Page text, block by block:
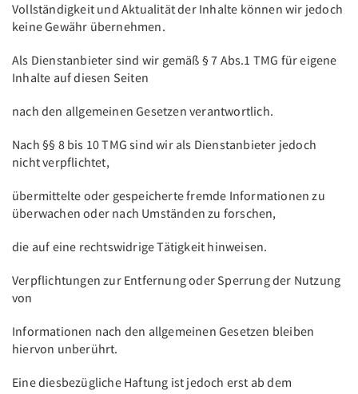
Vollständigkeit und Aktualität der Inhalte können wir jedoch
keine Gewähr übernehmen.
Als Dienstanbieter sind wir gemäß § 7 Abs.1 TMG für eigene
Inhalte auf diesen Seiten
nach den allgemeinen Gesetzen verantwortlich.
Nach §§ 8 bis 10 TMG sind wir als Dienstanbieter jedoch
nicht verpflichtet,
übermittelte oder gespeicherte fremde Informationen zu
überwachen oder nach Umständen zu forschen,
die auf eine rechtswidrige Tätigkeit hinweisen.
Verpflichtungen zur Entfernung oder Sperrung der Nutzung
von
Informationen nach den allgemeinen Gesetzen bleiben
hiervon unberührt.
Eine diesbezügliche Haftung ist jedoch erst ab dem